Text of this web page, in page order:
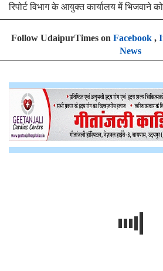
रिपोर्ट विभाग के आयुक्त कार्यालय में भिजवाने को
Follow UdaipurTimes on Facebook,
News